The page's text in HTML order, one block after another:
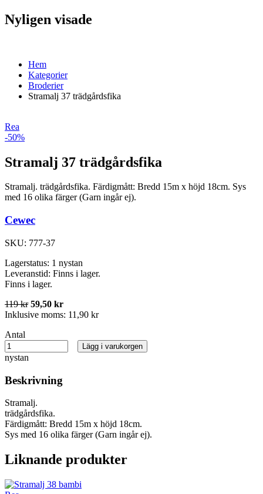
Nyligen visade
Hem
Kategorier
Broderier
Stramalj 37 trädgårdsfika
Rea
-50%
Stramalj 37 trädgårdsfika
Stramalj. trädgårdsfika. Färdigmått: Bredd 15m x höjd 18cm. Sys
med 16 olika färger (Garn ingår ej).
Cewec
SKU: 777-37
Lagerstatus: 1 nystan
Leveranstid: Finns i lager.
Finns i lager.
119 kr 59,50 kr
Inklusive moms: 11,90 kr
Antal
nystan
Lägg i varukorgen
Beskrivning
Stramalj.
trädgårdsfika.
Färdigmått: Bredd 15m x höjd 18cm.
Sys med 16 olika färger (Garn ingår ej).
Liknande produkter